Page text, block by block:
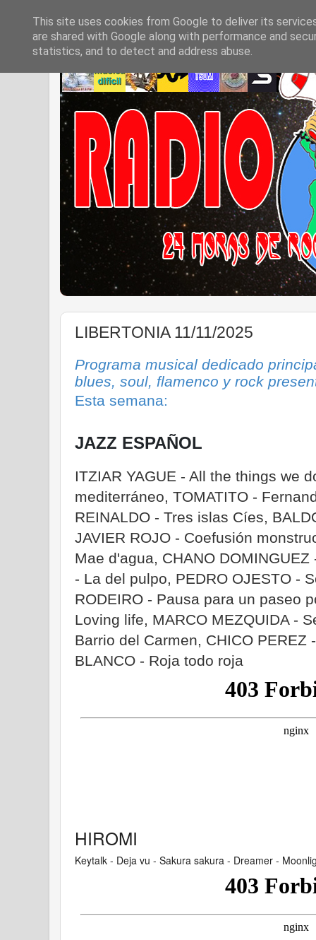
LIBERTONIA 11/11/2025
Programa musical dedicado
blues, soul, flamenco y rock
Esta semana:
JAZZ ESPAÑOL
ITZIAR YAGUE - All the things we
mediterráneo, TOMATITO -
REINALDO - Tres islas Cíes,
JAVIER ROJO - Coefusión
Mae d'agua, CHANO
- La del pulpo, PEDRO OJESTO -
RODEIRO - Pausa para un paseo
Loving life, MARCO MEZQUIDA -
Barrio del Carmen, CHICO PEREZ
BLANCO - Roja todo roja
HIROMI
Keytalk - Deja vu - Sakura sakura - Dreamer -
This site uses cookies from Google to deliver its
are shared with Google along with performance and
statistics, and to detect and address abuse.